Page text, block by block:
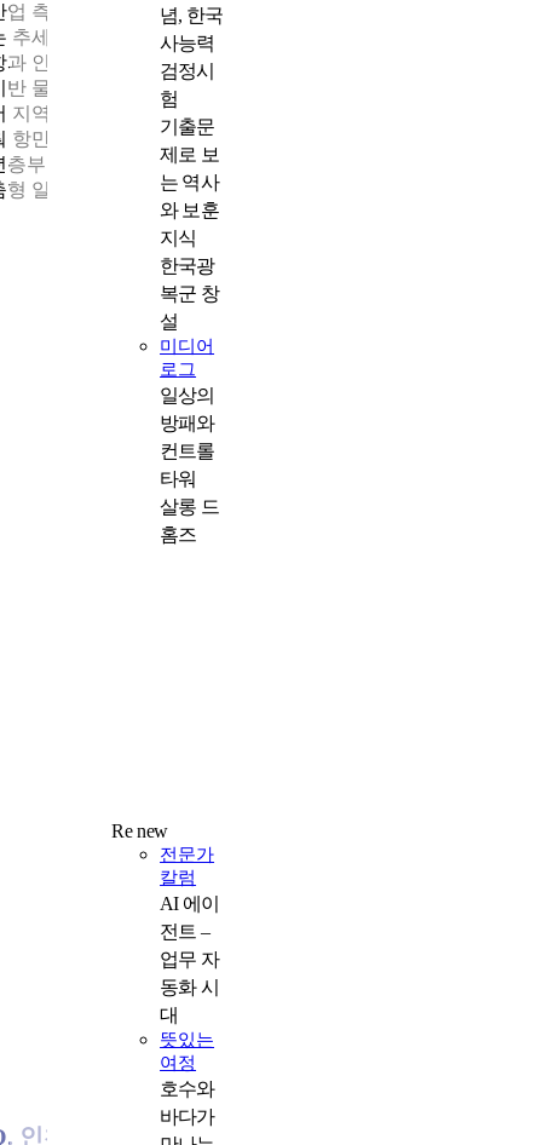
념, 한국
사능력
검정시
험
기출문
제로 보
는 역사
와 보훈
지식
한국광
복군 창
설
미디어
로그
일상의
방패와
컨트롤
타워
살롱 드
홈즈
Re new
전문가
칼럼
AI 에이
전트 –
업무 자
동화 시
대
뜻있는
여정
호수와
바다가
업 측면에서는 제조업 비중이 줄고 물류·서비스업 비중이 늘어
추세입니다. 대한민국 관문도시의 중요한 역할을 담당하는 인
과 인천국제공항을 중심으로 한 물류산업, 특히 스마트 물류, IT
반 물류관리, 자동화 창고운영, 냉동·냉장 물류 등으로 세분화되
지역 경제를 견인하는 핵심 축으로 자리하고 있습니다. 이에 맞
항만과 공항을 중심으로 한 물류 특화 일자리 발굴에 힘쓰며,
층부터 중장년층까지의 제대군인이 다양하게 참여할 수 있는
형 일자리 발굴에 주력하고 있습니다.
인천제대군인지원센터를 통해 성공적으로 취업·